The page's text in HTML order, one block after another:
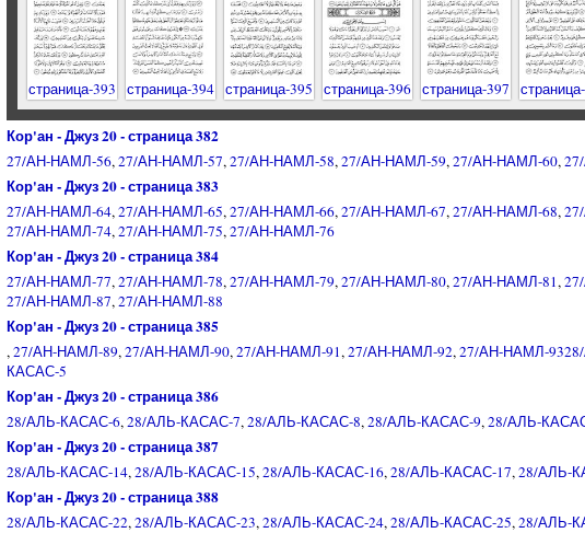
страница-393 страница-394 страница-395 страница-396 страница-397
Кор'ан - Джуз 20 - страница 382
27/АН-НАМЛ-56,27/АН-НАМЛ-57,27/АН-НАМЛ-58,27/АН-НАМЛ-59,27/АН-НАМЛ-60,
Кор'ан - Джуз 20 - страница 383
27/АН-НАМЛ-64,27/АН-НАМЛ-65,27/АН-НАМЛ-66,27/АН-НАМЛ-67,27/АН-НАМЛ-68,
27/АН-НАМЛ-74,27/АН-НАМЛ-75,27/АН-НАМЛ-76
Кор'ан - Джуз 20 - страница 384
27/АН-НАМЛ-77,27/АН-НАМЛ-78,27/АН-НАМЛ-79,27/АН-НАМЛ-80,27/АН-НАМЛ-81,
27/АН-НАМЛ-87,27/АН-НАМЛ-88
Кор'ан - Джуз 20 - страница 385
,27/АН-НАМЛ-89,27/АН-НАМЛ-90,27/АН-НАМЛ-91,27/АН-НАМЛ-92,27/АН-НАМЛ-93
КАСАС-5
Кор'ан - Джуз 20 - страница 386
28/АЛЬ-КАСАС-6,28/АЛЬ-КАСАС-7,28/АЛЬ-КАСАС-8,28/АЛЬ-КАСАС-9,28/АЛЬ-
Кор'ан - Джуз 20 - страница 387
28/АЛЬ-КАСАС-14,28/АЛЬ-КАСАС-15,28/АЛЬ-КАСАС-16,28/АЛЬ-КАСАС-17,28/АЛЬ-
Кор'ан - Джуз 20 - страница 388
28/АЛЬ-КАСАС-22,28/АЛЬ-КАСАС-23,28/АЛЬ-КАСАС-24,28/АЛЬ-КАСАС-25,28/АЛЬ-